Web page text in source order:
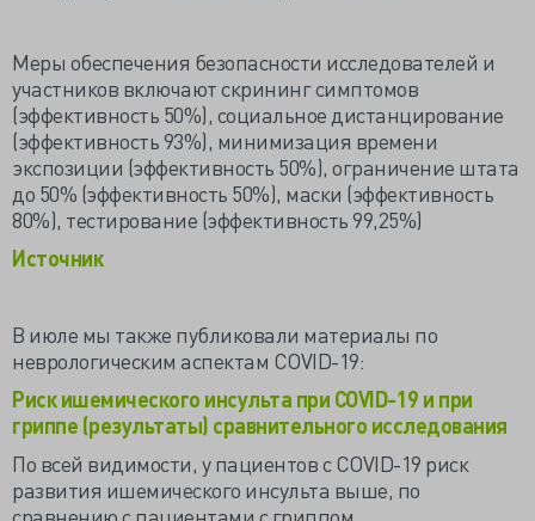
Меры обеспечения безопасности исследователей и
участников включают скрининг симптомов
(эффективность 50%), социальное дистанцирование
(эффективность 93%), минимизация времени
экспозиции (эффективность 50%), ограничение штата
до 50% (эффективность 50%), маски (эффективность
80%), тестирование (эффективность 99,25%)
Источник
В июле мы также публиковали материалы по
неврологическим аспектам COVID-19:
Риск ишемического инсульта при COVID-19 и при
гриппе (результаты) сравнительного исследования
По всей видимости, у пациентов с COVID-19 риск
развития ишемического инсульта выше, по